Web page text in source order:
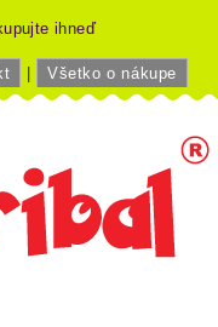
ihneď
Všetko o nákupe